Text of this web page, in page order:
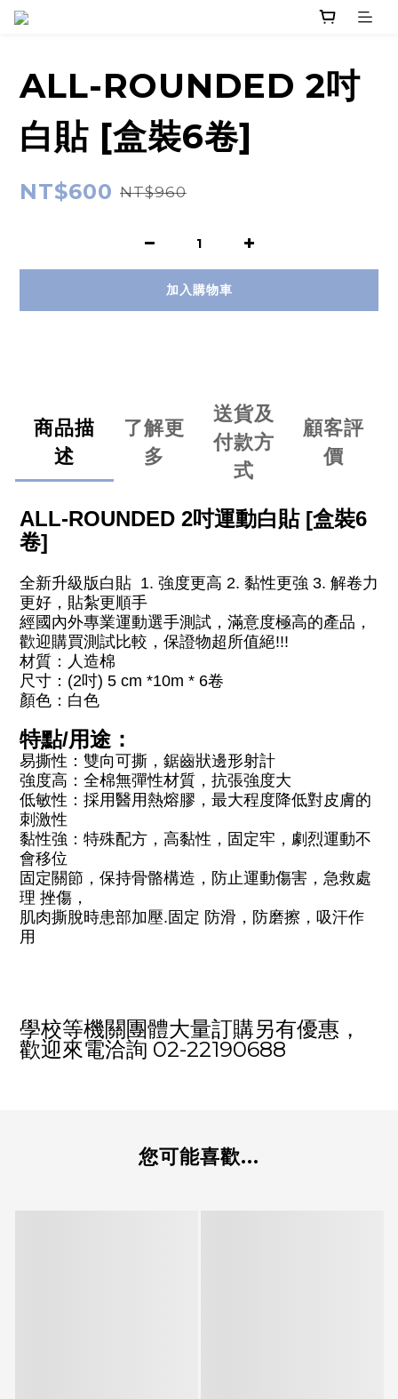
ALL-ROUNDED 2吋
白貼 [盒裝6卷]
NT$600 NT$960
加入購物車
商品描
述
了解更
多
送貨及
付款方
式
顧客評
價
ALL-ROUNDED 2吋運動白貼[盒裝6
卷]
全新升級版白貼 1. 強度更高 2. 黏性更強 3. 解卷力
更好，貼紮更順手
經國內外專業運動選手測試，滿意度極高的產品，
歡迎購買測試比較，保證物超所值絕!!!
材質： 人造棉
尺寸： (2吋) 5 cm *10m * 6卷
顏色： 白色
特點/用途：
易撕性 ： 雙向可撕，鋸齒狀邊形射計
強度高 ： 全棉無彈性材質，抗張強度大
低敏性 ： 採用醫用熱熔膠，最大程度降低對皮膚的
刺激性
黏性強 ： 特殊配方，高黏性，固定牢，劇烈運動不
會移位
固定關節，保持骨骼構造，防止運動傷害，急救處
理 挫傷，
肌肉撕脫時患部加壓.固定 防滑，防磨擦，吸汗作
用
學校等機關團體大量訂購另有優惠，
歡迎來電洽詢 02-22190688
您可能喜歡...